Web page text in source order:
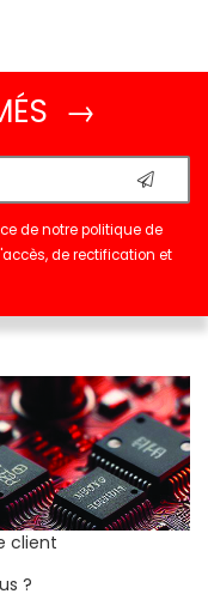
→
de notrepolitique de
de rectification et
client
?